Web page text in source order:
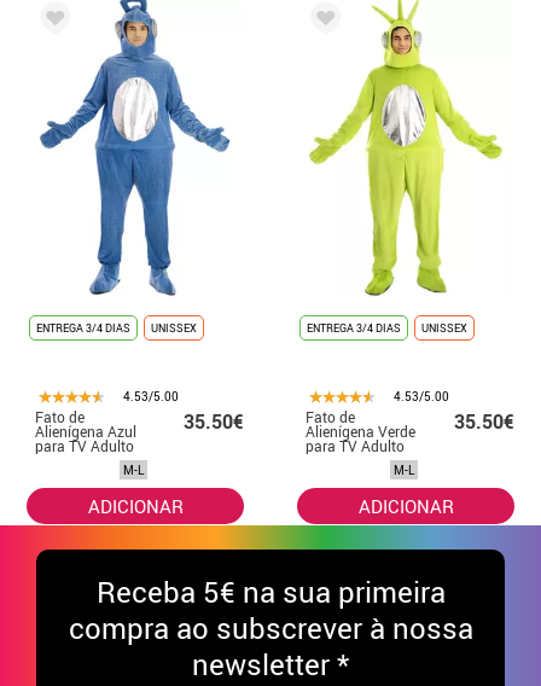
ENTREGA 3/4 DIAS UNISSEX
4.53/5.00
Fato de
Alienígena Azul
para TV Adulto
35.50€
M-L
ADICIONAR
ENTREGA 3/4 DIAS UNISSEX
4.53/5.00
Fato de
Alienígena Verde
para TV Adulto
35.50€
M-L
ADICIONAR
Receba 5€ na sua primeira
compra ao subscrever à nossa
newsletter *